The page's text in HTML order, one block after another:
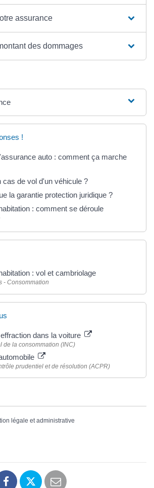
assurance
des dommages
!
auto : comment ça marche
cas de vol d'un véhicule ?
la garantie protection juridique ?
: comment se déroule
: vol et cambriolage
- Consommation
dans la voiture
de la consommation (INC)
prudentiel et de résolution (ACPR)
légale et administrative